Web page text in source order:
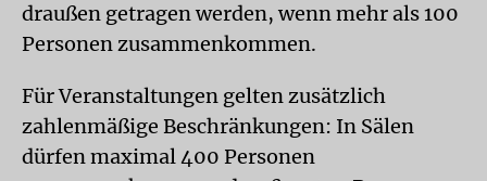
draußen getragen werden, wenn mehr als 100
Personen zusammenkommen.
Für Veranstaltungen gelten zusätzlich
zahlenmäßige Beschränkungen: In Sälen
dürfen maximal 400 Personen